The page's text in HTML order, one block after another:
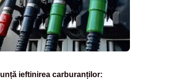
ieftinirea carburanților: